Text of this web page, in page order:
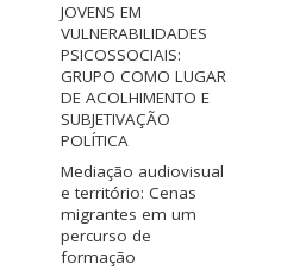
JOVENS EM
VULNERABILIDADES
PSICOSSOCIAIS:
GRUPO COMO LUGAR
DE ACOLHIMENTO E
SUBJETIVAÇÃO
POLÍTICA
Mediação audiovisual
e território: Cenas
migrantes em um
percurso de
formação